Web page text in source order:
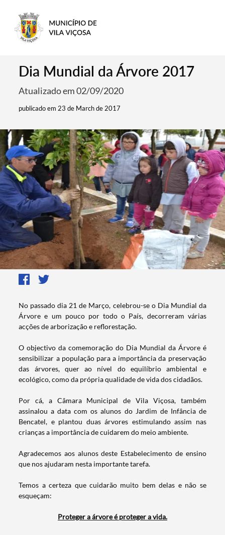
Dia Mundial da Árvore 2017
Atualizado em 02/09/2020
publicado em 23 de March de 2017
​​​​​​​​​​No passado dia 21 de Março, celebrou-se o Dia Mundial da
Árvore e um pouco por todo o País, decorreram várias
acções de arborização e reflorestação.
O objectivo da comemoração do Dia Mundial da Árvore é
sensibilizar a população para a importância da preservação
das árvores, quer ao nível do equilíbrio ambiental e
ecológico, como da própria qualidade de vida dos cidadãos.
Por cá, a Câmara Municipal de Vila Viçosa, também
assinalou a data com os alunos do Jardim de Infância de
Bencatel, e plantou duas árvores estimulando assim nas
crianças a importância de cuidarem do meio ambiente.
Agradecemos aos alunos deste Estabelecimento de ensino
que nos ajudaram nesta importante tarefa.
Temos a certeza que cuidarão muito bem delas e não se
esqueçam:
​Proteger a árvore é proteger a vida.